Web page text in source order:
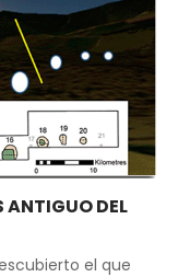
ANTIGUO DEL
el que